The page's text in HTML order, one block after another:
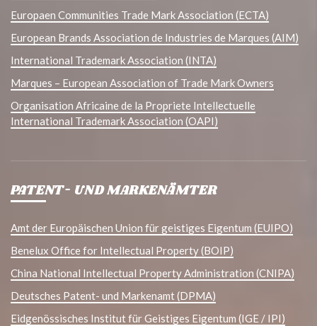
Europaen Communities Trade Mark Association (ECTA)
European Brands Association de Industries de Marques (AIM)
International Trademark Association (INTA)
Marques – European Association of Trade Mark Owners
Organisation Africaine de la Propriete Intellectuelle
International Trademark Association (OAPI)
PATENT- UND MARKENÄMTER
Amt der Europäischen Union für geistiges Eigentum (EUIPO)
Benelux Office for Intellectual Property (BOIP)
China National Intellectual Property Administration (CNIPA)
Deutsches Patent- und Markenamt (DPMA)
Eidgenössisches Institut für Geistiges Eigentum (IGE / IPI)